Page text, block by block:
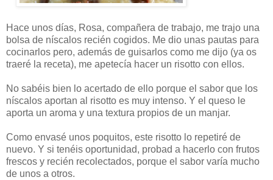
Hace unos días, Rosa, compañera de trabajo, me trajo una
bolsa de níscalos recién cogidos. Me dio unas pautas para
cocinarlos pero, además de guisarlos como me dijo (ya os
traeré la receta), me apetecía hacer un risotto con ellos.
No sabéis bien lo acertado de ello porque el sabor que los
níscalos aportan al risotto es muy intenso. Y el queso le
aporta un aroma y una textura propios de un manjar.
Como envasé unos poquitos, este risotto lo repetiré de
nuevo. Y si tenéis oportunidad, probad a hacerlo con frutos
frescos y recién recolectados, porque el sabor varía mucho
de unos a otros.